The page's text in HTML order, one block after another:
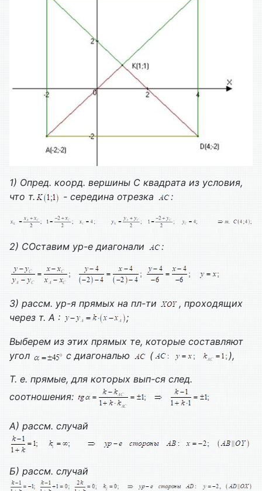
1) Опред. коорд. вершины С квадрата из условия,
что т.
- середина отрезка :
2) CОставим ур-е диагонали :
3) рассм. ур-я прямых на пл-ти
, проходящих
через т. А :
;
Выберем из этих прямых те, которые составляют
угол
с диагональю (
),
Т. е. прямые, для которых вып-ся след.
соотношения:
А) рассм. случай
Б) рассм. случай